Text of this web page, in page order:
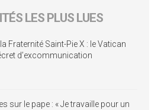
LES PLUS LUES
Fraternité Saint-Pie X : le Vatican
d’excommunication
sur le pape : « Je travaille pour un